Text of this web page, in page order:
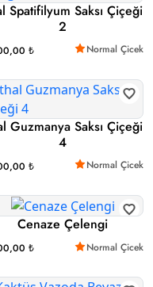
Spatifilyum Saksı Çiçeği
2
₺ Normal Çicek
Guzmanya Saksı Çiçeği
4
₺ Normal Çicek
Cenaze Çelengi
₺ Normal Çicek